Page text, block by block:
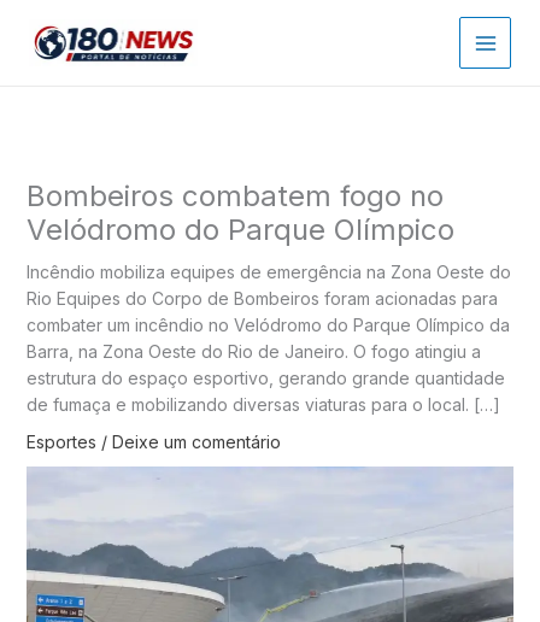
para
Bombeiros combatem fogo no
Velódromo do Parque Olímpico
Incêndio mobiliza equipes de emergência na Zona Oeste do
Rio Equipes do Corpo de Bombeiros foram acionadas para
combater um incêndio no Velódromo do Parque Olímpico da
Barra, na Zona Oeste do Rio de Janeiro. O fogo atingiu a
estrutura do espaço esportivo, gerando grande quantidade
de fumaça e mobilizando diversas viaturas para o local. […]
Esportes / Deixe um comentário